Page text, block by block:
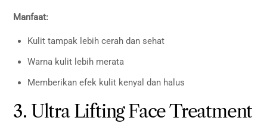
Manfaat:
Kulit tampak lebih cerah dan sehat
Warna kulit lebih merata
Memberikan efek kulit kenyal dan halus
3. Ultra Lifting Face Treatment